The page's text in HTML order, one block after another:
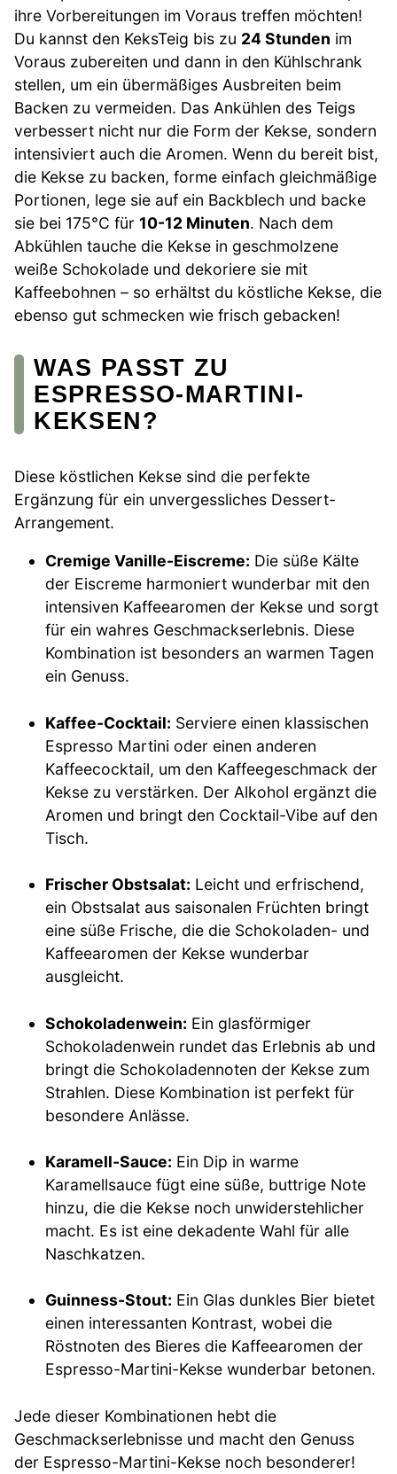
ihre Vorbereitungen im Voraus treffen möchten!
Du kannst den KeksTeig bis zu 24 Stunden im
Voraus zubereiten und dann in den Kühlschrank
stellen, um ein übermäßiges Ausbreiten beim
Backen zu vermeiden. Das Ankühlen des Teigs
verbessert nicht nur die Form der Kekse, sondern
intensiviert auch die Aromen. Wenn du bereit bist,
die Kekse zu backen, forme einfach gleichmäßige
Portionen, lege sie auf ein Backblech und backe
sie bei 175°C für 10-12 Minuten. Nach dem
Abkühlen tauche die Kekse in geschmolzene
weiße Schokolade und dekoriere sie mit
Kaffeebohnen – so erhältst du köstliche Kekse, die
ebenso gut schmecken wie frisch gebacken!
WAS PASST ZU
ESPRESSO-MARTINI-
KEKSEN?
Diese köstlichen Kekse sind die perfekte
Ergänzung für ein unvergessliches Dessert-
Arrangement.
Cremige Vanille-Eiscreme: Die süße Kälte
der Eiscreme harmoniert wunderbar mit den
intensiven Kaffeearomen der Kekse und sorgt
für ein wahres Geschmackserlebnis. Diese
Kombination ist besonders an warmen Tagen
ein Genuss.
Kaffee-Cocktail: Serviere einen klassischen
Espresso Martini oder einen anderen
Kaffeecocktail, um den Kaffeegeschmack der
Kekse zu verstärken. Der Alkohol ergänzt die
Aromen und bringt den Cocktail-Vibe auf den
Tisch.
Frischer Obstsalat: Leicht und erfrischend,
ein Obstsalat aus saisonalen Früchten bringt
eine süße Frische, die die Schokoladen- und
Kaffeearomen der Kekse wunderbar
ausgleicht.
Schokoladenwein: Ein glasförmiger
Schokoladenwein rundet das Erlebnis ab und
bringt die Schokoladennoten der Kekse zum
Strahlen. Diese Kombination ist perfekt für
besondere Anlässe.
Karamell-Sauce: Ein Dip in warme
Karamellsauce fügt eine süße, buttrige Note
hinzu, die die Kekse noch unwiderstehlicher
macht. Es ist eine dekadente Wahl für alle
Naschkatzen.
Guinness-Stout: Ein Glas dunkles Bier bietet
einen interessanten Kontrast, wobei die
Röstnoten des Bieres die Kaffeearomen der
Espresso-Martini-Kekse wunderbar betonen.
Jede dieser Kombinationen hebt die
Geschmackserlebnisse und macht den Genuss
der Espresso-Martini-Kekse noch besonderer!